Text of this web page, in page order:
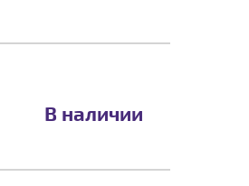
В наличии